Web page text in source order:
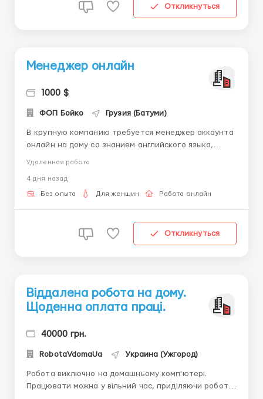
Откликнуться
Менеджер онлайн
1000 $
ФОП Бойко Грузия (Батуми)
В крупную компанию требуется менеджер аккаунта
онлайн на дому со знанием английского языка,
можно без опыта. Требования: -усидчивость,
Опытный пользователь ПК/интернет; - Стабильный
интернет; - девушки 18+; Обязанности: - ведение а...
Удаленная работа
4 дня назад
Без опыта Для женщин Работа онлайн
Откликнуться
Віддалена робота на дому.
Щоденна оплата праці.
40000 грн.
RobotaVdomaUa Украина (Ужгород)
Робота виключно на домашньому комп'ютері.
Працювати можна у вільний час, приділяючи роботі